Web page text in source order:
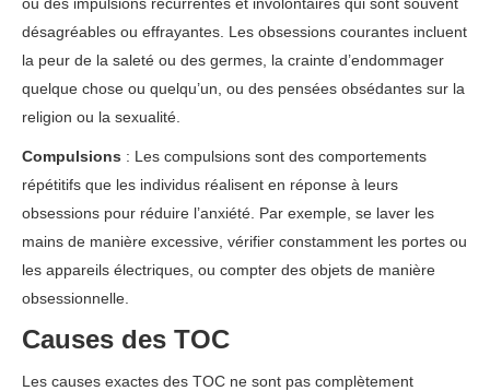
désagréables ou effrayantes. Les obsessions courantes incluent
la peur de la saleté ou des germes, la crainte d’endommager
quelque chose ou quelqu’un, ou des pensées obsédantes sur la
religion ou la sexualité.
Compulsions : Les compulsions sont des comportements
répétitifs que les individus réalisent en réponse à leurs
obsessions pour réduire l’anxiété. Par exemple, se laver les
mains de manière excessive, vérifier constamment les portes ou
les appareils électriques, ou compter des objets de manière
obsessionnelle.
Causes des TOC
Les causes exactes des TOC ne sont pas complètement